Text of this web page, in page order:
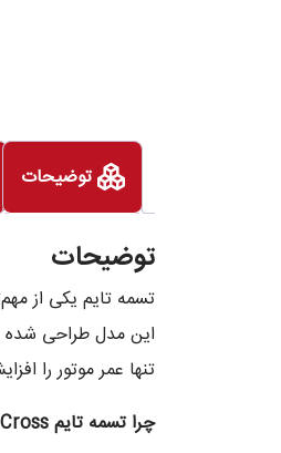
توضیحات
توضیحات
تسمه تایم یکی از
این مدل طراحی شده
تنها عمر موتور را
چرا تسمه تایم